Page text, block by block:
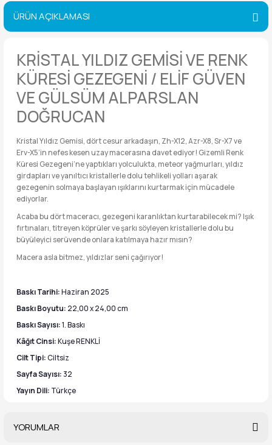
ÜRÜN AÇIKLAMASI
KRİSTAL YILDIZ GEMİSİ VE RENK
KÜRESİ GEZEGENİ / ELİF GÜVEN
VE GÜLSÜM ALPARSLAN
DOĞRUCAN
Kristal Yıldız Gemisi, dört cesur arkadaşın, Zh-X12, Azr-X8, Sr-X7 ve
Erv-X5’in nefes kesen uzay macerasına davet ediyor! Gizemli Renk
Küresi Gezegeni’ne yaptıkları yolculukta, meteor yağmurları, yıldız
girdapları ve yanıltıcı kristallerle dolu tehlikeli yolları aşarak
gezegenin solmaya başlayan ışıklarını kurtarmak için mücadele
ediyorlar.
Acaba bu dört maceracı, gezegeni karanlıktan kurtarabilecek mi? Işık
fırtınaları, titreyen köprüler ve şarkı söyleyen kristallerle dolu bu
büyüleyici serüvende onlara katılmaya hazır mısın?
Macera asla bitmez, yıldızlar seni çağırıyor!
Baskı Tarihi:Haziran 2025
Baskı Boyutu: 22,00 x 24,00 cm
Baskı Sayısı:1. Baskı
Kâğıt Cinsi:Kuşe RENKLİ
Cilt Tipi:Ciltsiz
Sayfa Sayısı: 32
Yayın Dili: Türkçe
YORUMLAR